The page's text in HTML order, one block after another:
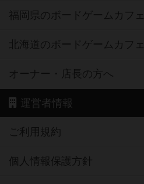
福岡県のボードゲームカフェ
北海道のボードゲームカフェ
オーナー・店長の方へ
運営者情報
ご利用規約
個人情報保護方針